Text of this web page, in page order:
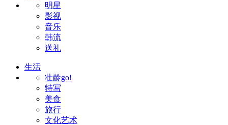
明星
影视
音乐
韩流
送礼
生活
壮龄go!
特写
美食
旅行
文化艺术